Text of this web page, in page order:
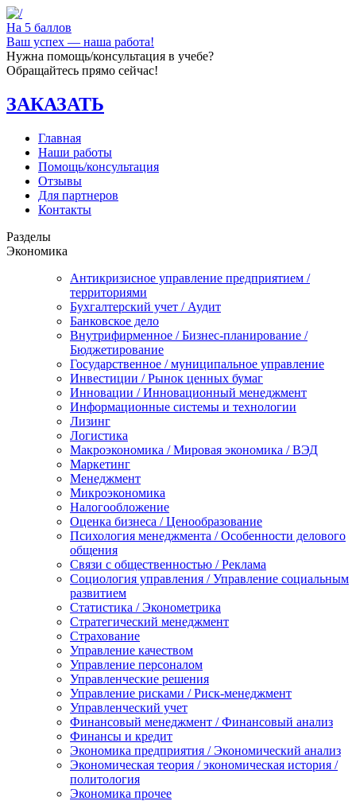
На 5 баллов
Ваш успех — наша работа!
Нужна помощь/консультация в учебе?
Обращайтесь прямо сейчас!
ЗАКАЗАТЬ
Главная
Наши работы
Помощь/консультация
Отзывы
Для партнеров
Контакты
Разделы
Экономика
Антикризисное управление предприятием /
территориями
Бухгалтерский учет / Аудит
Банковское дело
Внутрифирменное / Бизнес-планирование /
Бюджетирование
Государственное / муниципальное управление
Инвестиции / Рынок ценных бумаг
Инновации / Инновационный менеджмент
Информационные системы и технологии
Лизинг
Логистика
Макроэкономика / Мировая экономика / ВЭД
Маркетинг
Менеджмент
Микроэкономика
Налогообложение
Оценка бизнеса / Ценообразование
Психология менеджмента / Особенности делового
общения
Связи с общественностью / Реклама
Социология управления / Управление социальным
развитием
Статистика / Эконометрика
Стратегический менеджмент
Страхование
Управление качеством
Управление персоналом
Управленческие решения
Управление рисками / Риск-менеджмент
Управленческий учет
Финансовый менеджмент / Финансовый анализ
Финансы и кредит
Экономика предприятия / Экономический анализ
Экономическая теория / экономическая история /
политология
Экономика прочее